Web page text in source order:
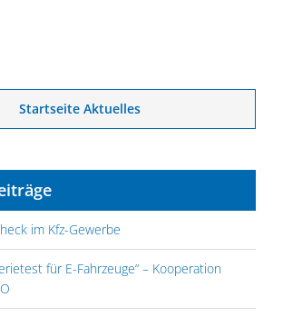
Startseite Aktuelles
im Kfz-Gewerbe
für E-Fahrzeuge“ – Kooperation